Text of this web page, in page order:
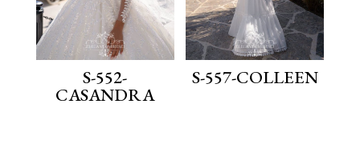
S-552-
CASANDRA
S-557-COLLEEN